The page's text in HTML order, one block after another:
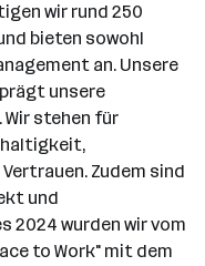
wir rund 250
bieten sowohl
an. Unsere
unsere
stehen für
Zudem sind
und
2024 wurden wir vom
to Work" mit dem